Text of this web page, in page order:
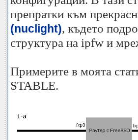
препратки към
(nuclight), където
структура на ipfw и
Примерите в моята
STABLE.